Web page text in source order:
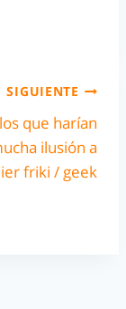
SIGUIENTE
que harían
ilusión a
friki / geek